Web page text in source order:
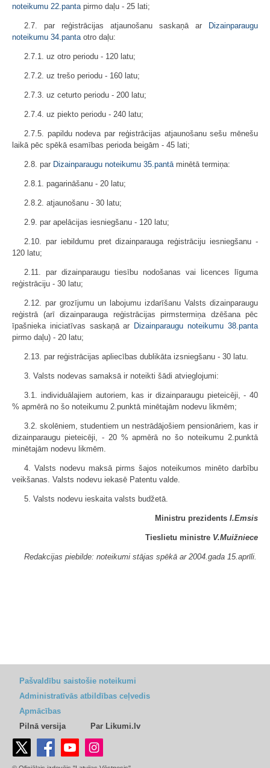
noteikumu 22.pantapirmo daļu - 25 lati;
2.7. par reģistrācijas atjaunošanu saskaņā ar
Dizainparaugu
noteikumu 34.pantaotro daļu:
2.7.1. uz otro periodu - 120 latu;
2.7.2. uz trešo periodu - 160 latu;
2.7.3. uz ceturto periodu - 200 latu;
2.7.4. uz piekto periodu - 240 latu;
2.7.5. papildu nodeva par reģistrācijas atjaunošanu sešu mēnešu
laikā pēc spēkā esamības perioda beigām - 45 lati;
2.8. par Dizainparaugu noteikumu 35.pantāminētā termiņa:
2.8.1. pagarināšanu - 20 latu;
2.8.2. atjaunošanu - 30 latu;
2.9. par apelācijas iesniegšanu - 120 latu;
2.10. par iebildumu pret dizainparauga reģistrāciju iesniegšanu -
120 latu;
2.11. par dizainparaugu tiesību nodošanas vai licences līguma
reģistrāciju - 30 latu;
2.12. par grozījumu un labojumu izdarīšanu Valsts dizainparaugu
reģistrā (arī dizainparauga reģistrācijas pirmstermiņa dzēšana pēc
īpašnieka iniciatīvas saskaņā ar Dizainparaugu noteikumu 38.panta
pirmo daļu) - 20 latu;
2.13. par reģistrācijas apliecības dublikāta izsniegšanu - 30 latu.
3. Valsts nodevas samaksā ir noteikti šādi atvieglojumi:
3.1. individuālajiem autoriem, kas ir dizainparaugu pieteicēji, - 40
% apmērā no šo noteikumu 2.punktā minētajām nodevu likmēm;
3.2. skolēniem, studentiem un nestrādājošiem pensionāriem, kas ir
dizainparaugu pieteicēji, - 20 % apmērā no šo noteikumu 2.punktā
minētajām nodevu likmēm.
4. Valsts nodevu maksā pirms šajos noteikumos minēto darbību
veikšanas. Valsts nodevu iekasē Patentu valde.
5. Valsts nodevu ieskaita valsts budžetā.
Ministru prezidents I.Emsis
Tieslietu ministre V.Muižniece
Redakcijas piebilde: noteikumi stājas spēkā ar 2004.gada 15.aprīli.
Pašvaldību saistošie noteikumi
Administratīvās atbildības ceļvedis
Apmācības
Pilnā versija
Par Likumi.lv